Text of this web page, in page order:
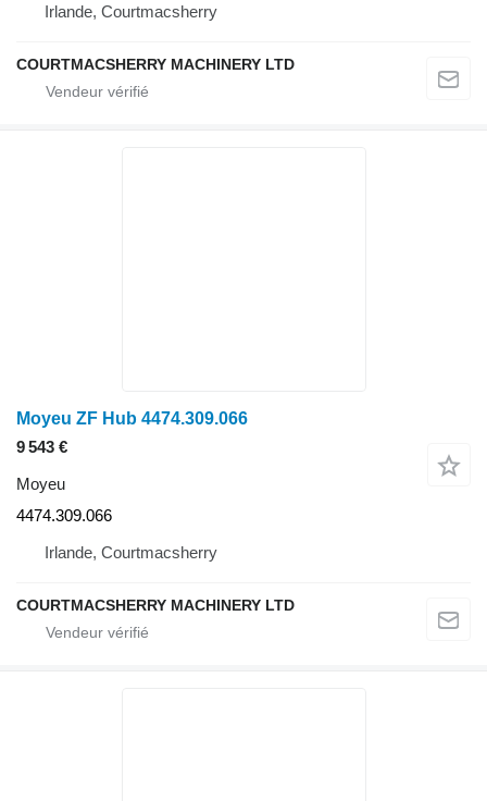
Irlande, Courtmacsherry
COURTMACSHERRY MACHINERY LTD
Moyeu ZF Hub 4474.309.066
9 543 €
Moyeu
4474.309.066
Irlande, Courtmacsherry
COURTMACSHERRY MACHINERY LTD